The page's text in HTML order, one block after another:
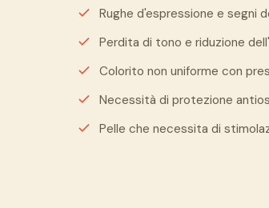
Rughe d'espressione e segni
Perdita di tono e riduzione
Colorito non uniforme con
Necessità di protezione
Pelle che necessita di